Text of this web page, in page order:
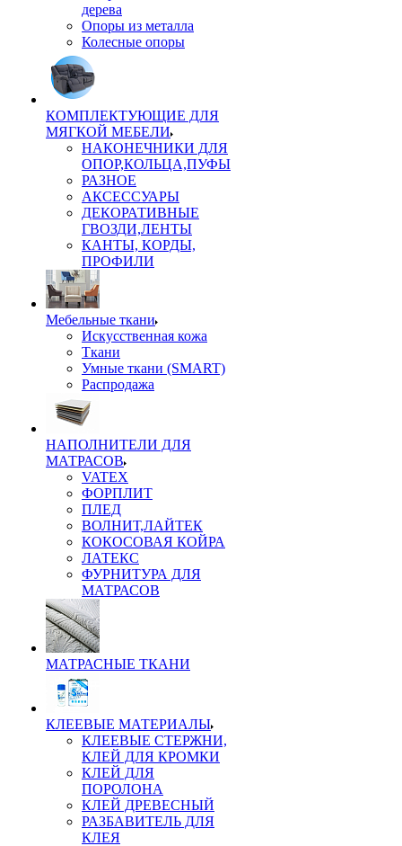
дерева
Опоры из металла
Колесные опоры
КОМПЛЕКТУЮЩИЕ ДЛЯ
МЯГКОЙ МЕБЕЛИ
НАКОНЕЧНИКИ ДЛЯ
ОПОР,КОЛЬЦА,ПУФЫ
РАЗНОЕ
АКСЕССУАРЫ
ДЕКОРАТИВНЫЕ
ГВОЗДИ,ЛЕНТЫ
КАНТЫ, КОРДЫ,
ПРОФИЛИ
Мебельные ткани
Искусственная кожа
Ткани
Умные ткани (SMART)
Распродажа
НАПОЛНИТЕЛИ ДЛЯ
МАТРАСОВ
VATEX
ФОРПЛИТ
ПЛЕД
ВОЛНИТ,ЛАЙТЕК
КОКОСОВАЯ КОЙРА
ЛАТЕКС
ФУРНИТУРА ДЛЯ
МАТРАСОВ
МАТРАСНЫЕ ТКАНИ
КЛЕЕВЫЕ МАТЕРИАЛЫ
КЛЕЕВЫЕ СТЕРЖНИ,
КЛЕЙ ДЛЯ КРОМКИ
КЛЕЙ ДЛЯ
ПОРОЛОНА
КЛЕЙ ДРЕВЕСНЫЙ
РАЗБАВИТЕЛЬ ДЛЯ
КЛЕЯ